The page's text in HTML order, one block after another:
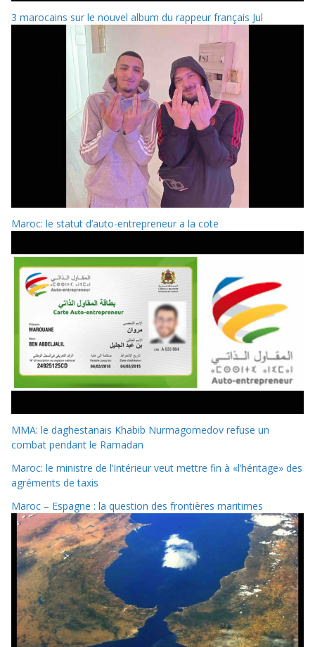
3 marocains sur le nouvel album du rappeur français Jul
Maroc: le statut d’auto-entrepreneur a la cote
MMA: le daghestanais Khabib Nurmagomedov refuse un
combat pendant le Ramadan
Maroc: le ministre de l’Intérieur veut mettre fin à «l’héritage» des
agréments de taxis
Maroc – Espagne : la question des frontières maritimes